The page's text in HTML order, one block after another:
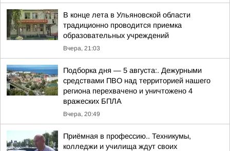
В конце лета в Ульяновской области
традиционно проводится приемка
образовательных учреждений
Вчера, 21:03
Подборка дня — 5 августа:. Дежурными
средствами ПВО над территорией нашего
региона перехвачено и уничтожено 4
вражеских БПЛА
Вчера, 20:49
Приёмная в профессию.. Техникумы,
колледжи и училища ждут своих